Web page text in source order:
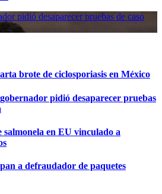
pidió desaparecer pruebas de caso
brote de ciclosporiasis en México
pidió desaparecer pruebas
salmonela en EU vinculado a
a defraudador de paquetes